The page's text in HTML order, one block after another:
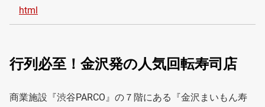
html
行列必至！金沢発の人気回転寿司店
商業施設『渋谷PARCO』の７階にある『金沢まいもん寿